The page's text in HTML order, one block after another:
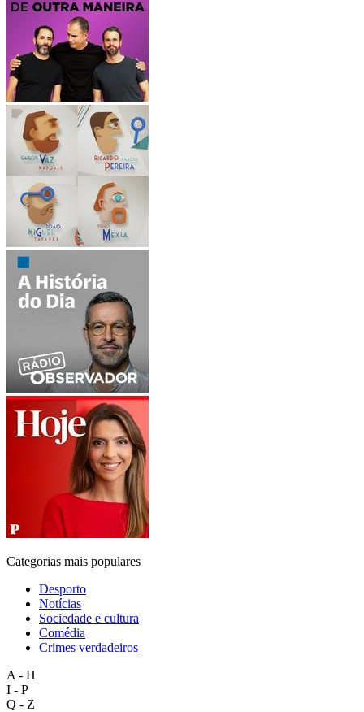
Categorias mais populares
Desporto
Notícias
Sociedade e cultura
Comédia
Crimes verdadeiros
A - H
I - P
Q - Z